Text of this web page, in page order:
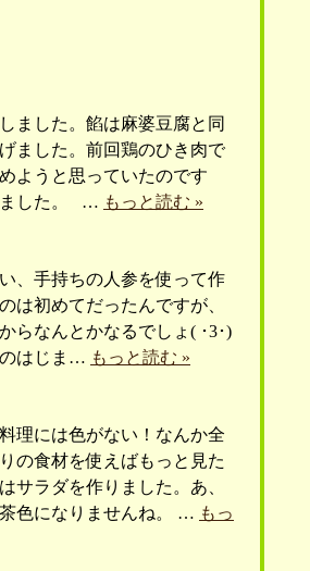
ました。餡は麻婆豆腐と同
ました。前回鶏のひき肉で
ようと思っていたのです
ました。 … もっと読む »
、手持ちの人参を使って作
は初めてだったんですが、
らなんとかなるでしょ( ･3･)
のはじま… もっと読む »
理には色がない！なんか全
の食材を使えばもっと見た
サラダを作りました。あ、
色になりませんね。 … もっ